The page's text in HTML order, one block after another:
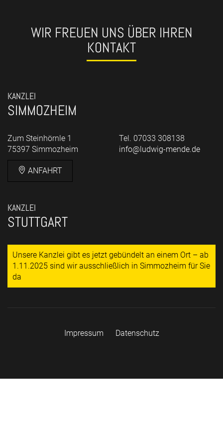
WIR FREUEN UNS ÜBER IHREN
KONTAKT
KANZLEI
SIMMOZHEIM
Zum Steinhörnle 1
75397 Simmozheim
ANFAHRT
Tel. 07033 308138
info@ludwig-mende.de
KANZLEI
STUTTGART
Unsere Kanzlei gibt es jetzt gebündelt an einem Ort – ab
1.11.2025 sind wir ausschließlich in Simmozheim für Sie
da
Impressum Datenschutz